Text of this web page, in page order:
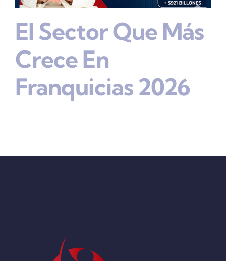
El Sector Que Más
Crece En
Franquicias 2026